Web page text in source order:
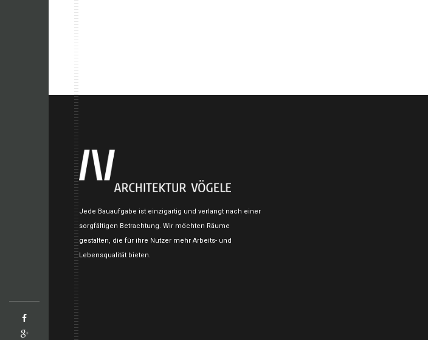
Jede Bauaufgabe ist einzigartig und verlangt nach einer
sorgfältigen Betrachtung. Wir möchten Räume
gestalten, die für ihre Nutzer mehr Arbeits- und
Lebensqualität bieten.